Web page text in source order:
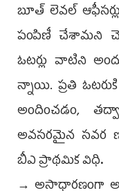
బూత్ లెవల్
పంపిణీ చేశామని
ఓటర్లు వాటిని
న్నాయి. ప్రతి
అందించడం,
అవసరమైన సవర
బీఎ ప్రాథమిక విధి.
→ అసాధారణంగా